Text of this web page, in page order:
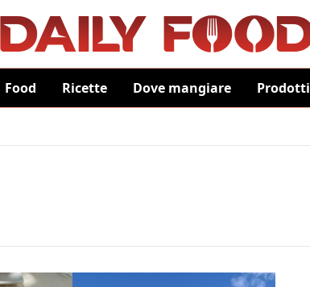
Food Ricette Dove mangiare Prodotti